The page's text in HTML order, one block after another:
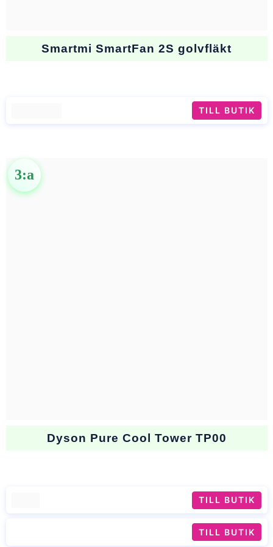
Smartmi SmartFan 2S golvfläkt
TILL BUTIK
3:a
Dyson Pure Cool Tower TP00
TILL BUTIK
TILL BUTIK